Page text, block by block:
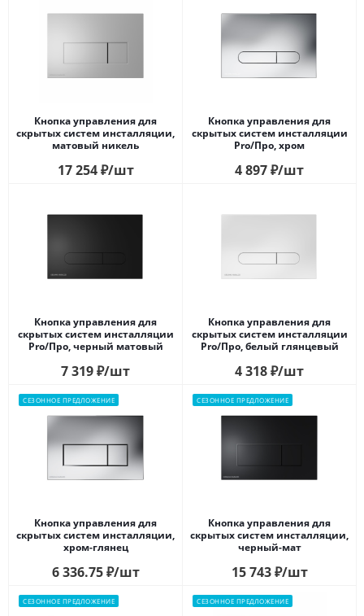
Кнопка управления для
скрытых систем инсталляции,
матовый никель
17 254₽/шт
Кнопка управления для
скрытых систем инсталляции
Pro/Про, xром
4 897₽/шт
Кнопка управления для
скрытых систем инсталляции
Pro/Про, черный матовый
7 319₽/шт
Кнопка управления для
скрытых систем инсталляции
Pro/Про, белый глянцевый
4 318₽/шт
СЕЗОННОЕ ПРЕДЛОЖЕНИЕ
Кнопка управления для
скрытых систем инсталляции,
xром-глянец
6 336.75₽/шт
СЕЗОННОЕ ПРЕДЛОЖЕНИЕ
Кнопка управления для
скрытых систем инсталляции,
черный-мат
15 743₽/шт
СЕЗОННОЕ ПРЕДЛОЖЕНИЕ СЕЗОННОЕ ПРЕДЛОЖЕНИЕ